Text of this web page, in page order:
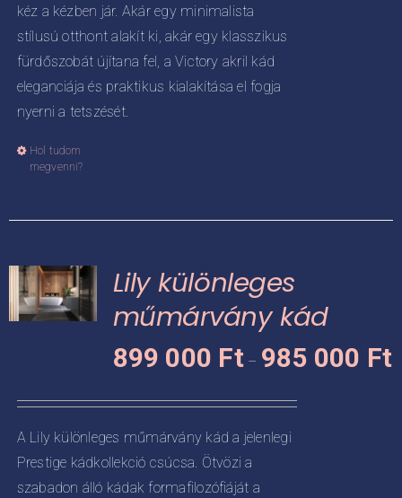
kéz a kézben jár. Akár egy minimalista
stílusú otthont alakít ki, akár egy klasszikus
fürdőszobát újítana fel, a Victory akril kád
eleganciája és praktikus kialakítása el fogja
nyerni a tetszését.
Hol tudom
megvenni?
van.
változatok
a
választhatók
ki
Lily különleges
műmárvány kád
899 000 Ft – 985 000 Ft
A Lily különleges műmárvány kád a jelenlegi
Prestige kádkollekció csúcsa. Ötvözi a
szabadon álló kádak formafilozófiáját a